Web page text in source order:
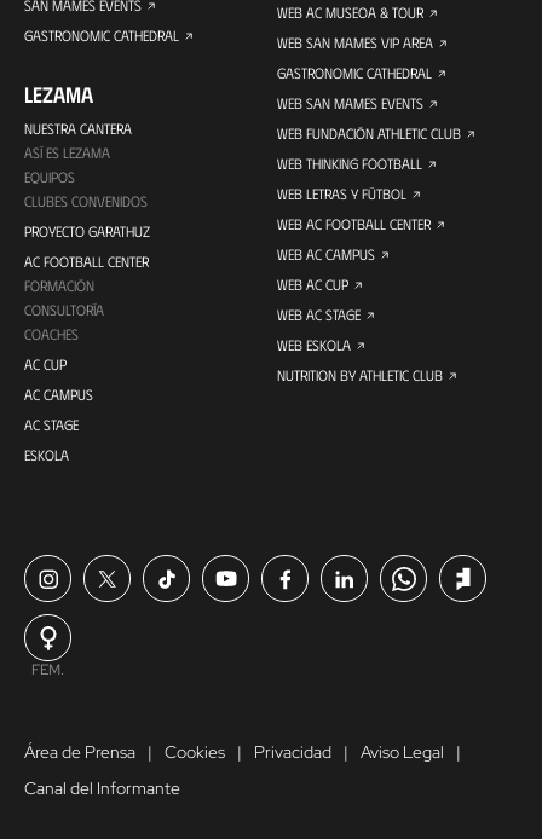
SAN MAMES EVENTS
GASTRONOMIC CATHEDRAL
LEZAMA
NUESTRA CANTERA
ASÍ ES LEZAMA
EQUIPOS
CLUBES CONVENIDOS
PROYECTO GARATHUZ
AC FOOTBALL CENTER
FORMACIÓN
CONSULTORÍA
COACHES
AC CUP
AC CAMPUS
AC STAGE
ESKOLA
WEB AC MUSEOA & TOUR
WEB SAN MAMES VIP AREA
GASTRONOMIC CATHEDRAL
WEB SAN MAMES EVENTS
WEB FUNDACIÓN ATHLETIC CLUB
WEB THINKING FOOTBALL
WEB LETRAS Y FÚTBOL
WEB AC FOOTBALL CENTER
WEB AC CAMPUS
WEB AC CUP
WEB AC STAGE
WEB ESKOLA
NUTRITION BY ATHLETIC CLUB
FEM.
Área de Prensa Cookies Privacidad
Aviso Legal
Canal del Informante